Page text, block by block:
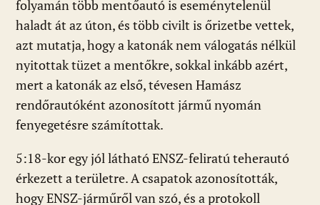
folyamán több mentőautó is eseménytelenül
haladt át az úton, és több civilt is őrizetbe vettek,
azt mutatja, hogy a katonák nem válogatás nélkül
nyitottak tüzet a mentőkre, sokkal inkább azért,
mert a katonák az első, tévesen Hamász
rendőrautóként azonosított jármű nyomán
fenyegetésre számítottak.
5:18-kor egy jól látható ENSZ-feliratú teherautó
érkezett a területre. A csapatok azonosították,
hogy ENSZ-járműről van szó, és a protokoll